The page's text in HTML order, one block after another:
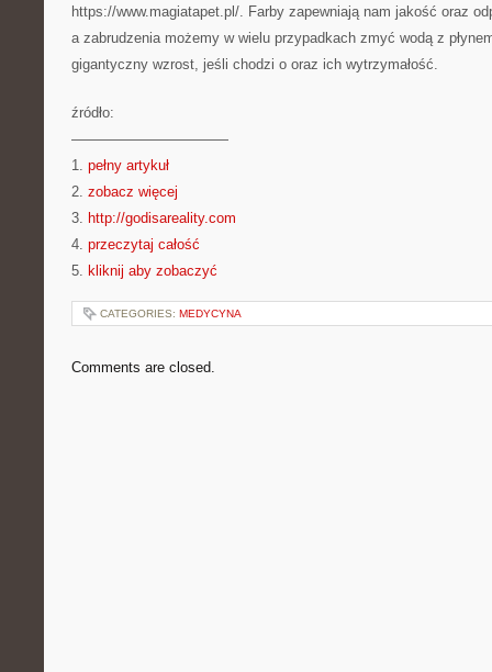
https://www.magiatapet.pl/. Farby zapewniają nam jakość oraz
a zabrudzenia możemy w wielu przypadkach zmyć wodą z
gigantyczny wzrost, jeśli chodzi o oraz ich wytrzymałość.
źródło:
———————————
1. pełny artykuł
2. zobacz więcej
3. http://godisareality.com
4. przeczytaj całość
5. kliknij aby zobaczyć
CATEGORIES: MEDYCYNA
Comments are closed.